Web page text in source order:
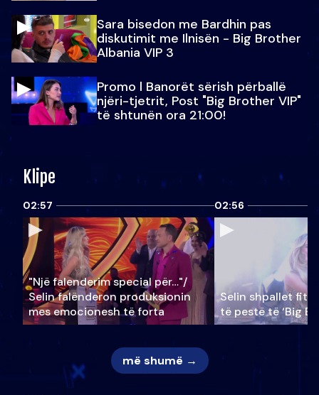
Sara bisedon me Bardhin pas
diskutimit me Ilnisën - Big Brother
Albania VIP 3
Promo l Banorët sërish përballë
njëri-tjetrit, Post "Big Brother VIP"
të shtunën ora 21:00!
Klipe
02:57
"Një falenderim special për…"/
Selin falënderon produksionin
mes emocionesh të forta
02:56
Selin shpallet
të pestë të ‘Big
më shumë →